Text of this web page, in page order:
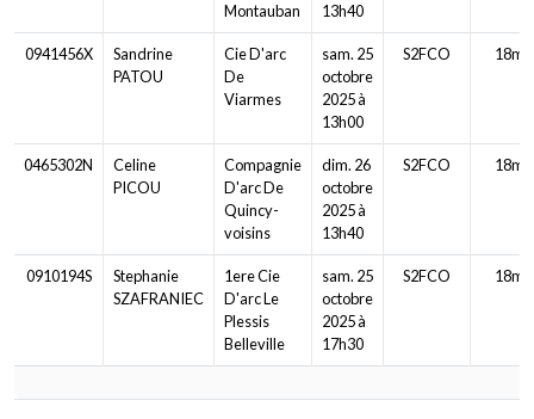
Montauban
13h40
0941456X
Sandrine
PATOU
Cie D'arc
De
Viarmes
sam. 25
octobre
2025 à
13h00
S2FCO 18m
0465302N
Celine
PICOU
Compagnie
D'arc De
Quincy-
voisins
dim. 26
octobre
2025 à
13h40
S2FCO 18m
0910194S
Stephanie
SZAFRANIEC
1ere Cie
D'arc Le
Plessis
Belleville
sam. 25
octobre
2025 à
17h30
S2FCO 18m